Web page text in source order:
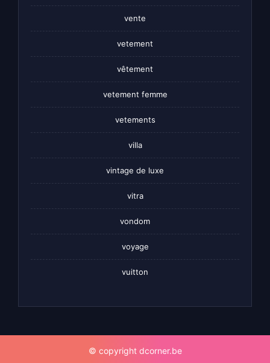
vente
vetement
vêtement
vetement femme
vetements
villa
vintage de luxe
vitra
vondom
voyage
vuitton
© copyright dcorner.be